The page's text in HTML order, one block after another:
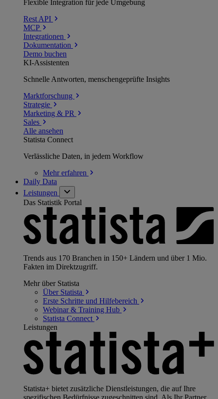
Flexible Integration für jede Umgebung
Rest API
MCP
Integrationen
Dokumentation
Demo buchen
KI-Assistenten
Schnelle Antworten, menschengeprüfte Insights
Marktforschung
Strategie
Marketing & PR
Sales
Alle ansehen
Statista Connect
Verlässliche Daten, in jedem Workflow
Mehrerfahren
Daily Data
Leistungen
Das Statistik Portal
Trends aus 170 Branchen in 150+ Ländern und über 1 Mio.
Fakten im Direktzugriff.
Mehr über Statista
Über Statista
Erste Schritte und Hilfebereich
Webinar & Training Hub
Statista Connect
Leistungen
Statista+ bietet zusätzliche Dienstleistungen, die auf Ihre
spezifischen Bedürfnisse zugeschnitten sind. Als Ihr Partner